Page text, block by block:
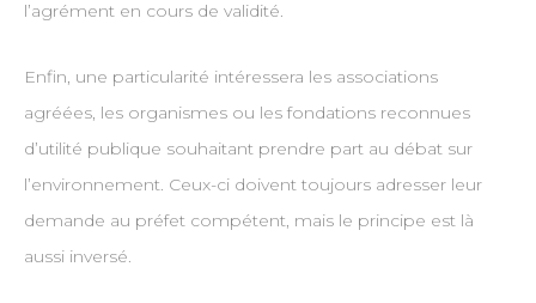
l’agrément en cours de validité.
Enfin, une particularité intéressera les associations
agréées, les organismes ou les fondations reconnues
d’utilité publique souhaitant prendre part au débat sur
l’environnement. Ceux-ci doivent toujours adresser leur
demande au préfet compétent, mais le principe est là
aussi inversé.